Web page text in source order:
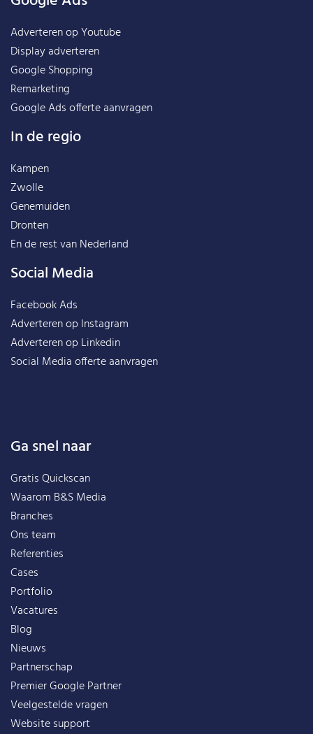
Adverteren op Youtube
Display adverteren
Google Shopping
Remarketing
Google Ads offerte aanvragen
In de regio
Kampen
Zwolle
Genemuiden
Dronten
En de rest vanNederland
Social Media
Facebook Ads
Adverteren op Instagram
Adverteren op Linkedin
Social Media offerte aanvragen
Ga snel naar
Gratis Quickscan
Waarom B&S Media
Branches
Ons team
Referenties
Cases
Portfolio
Vacatures
Blog
Nieuws
Partnerschap
Premier Google Partner
Veelgestelde vragen
Website support